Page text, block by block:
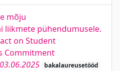
mõju
pühendumusele.
on Student
Commitment
03.06.2025 bakalaureusetööd